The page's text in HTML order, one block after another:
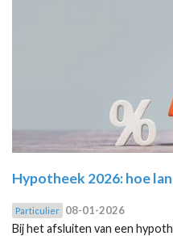
Hypotheek 2026: hoe
Particulier 08-01-2026
Bij het afsluiten van een